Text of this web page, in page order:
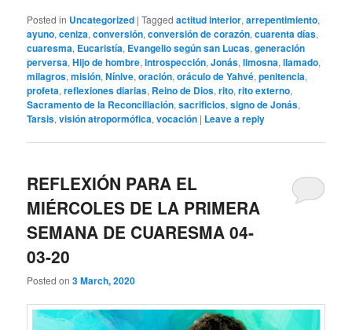
Posted in Uncategorized |Tagged actitud interior,arrepentimiento,
ayuno,ceniza,conversión,conversión de corazón,cuarenta días,
cuaresma, Eucaristía, Evangelio según san Lucas,generación
perversa,Hijo de hombre,introspección,Jonás,limosna,llamado,
milagros,misión,Nínive,oración,oráculo de Yahvé,penitencia,
profeta,reflexiones diarias, Reino de Dios,rito,rito externo,
Sacramento de la Reconciliación,sacrificios,signo de Jonás,
Tarsis,visión atropormófica,vocación | Leave a reply
REFLEXIÓN PARA EL
MIÉRCOLES DE LA PRIMERA
SEMANA DE CUARESMA 04-
03-20
Posted on3 March, 2020